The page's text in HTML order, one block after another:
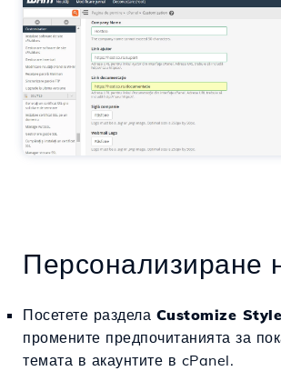
Персонализиране
Посетете раздела Customize Style
промените предпочитанията за
темата в акаунтите в cPanel.